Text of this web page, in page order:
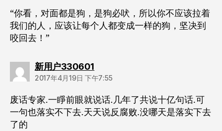
“你看，对面都是狗，是狗必吠，所以你不应该拉着
我们的人，应该让每个人都变成一样的狗，坚决到
咬回去！”
新用户330601
2017年4月19日 下午7:55
废话专家.一睜前眼就说话.几年了共说十亿句话.可
一句也落实不下去.天天说反腐败.没哪天是落实下去
了的